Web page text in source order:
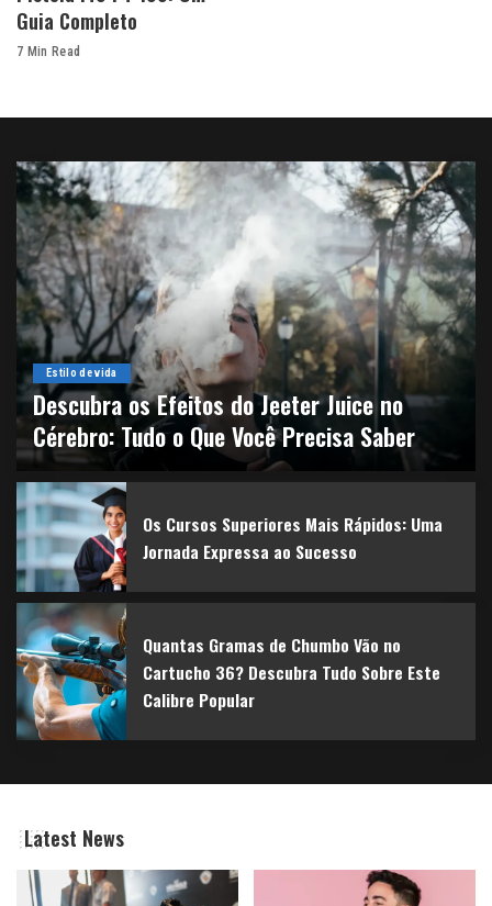
Guia Completo
7 Min Read
Estilo de vida
Descubra os Efeitos do Jeeter Juice no
Cérebro: Tudo o Que Você Precisa Saber
16 de dezembro de 2024
Os Cursos Superiores Mais Rápidos: Uma
Jornada Expressa ao Sucesso
Quantas Gramas de Chumbo Vão no
Cartucho 36? Descubra Tudo Sobre Este
Calibre Popular
Latest News